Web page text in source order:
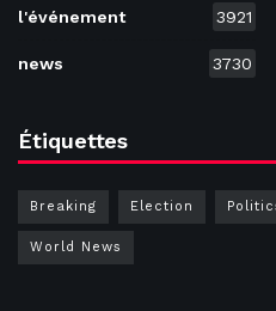
l'événement 3921
news 3730
Étiquettes
Breaking Election
World News